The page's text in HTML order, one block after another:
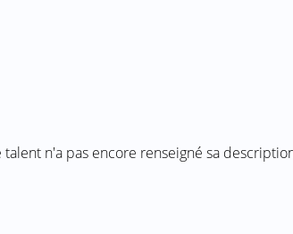
talent n'a pas encore renseigné sa